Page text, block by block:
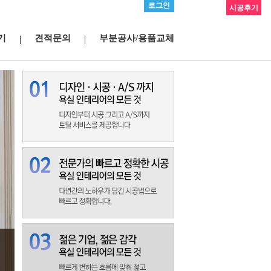
로그인
견적문의 부분공사/용품교체
시공후기